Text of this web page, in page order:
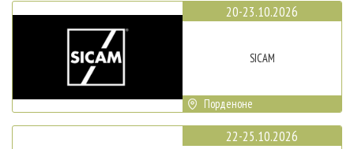
20-23.10.2026
SICAM
Порденоне
22-25.10.2026